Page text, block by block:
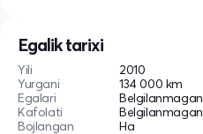
Egalik tarixi
Yili
2010
Yurgani
134 000 km
Egalari
Belgilanmagan
Kafolati
Belgilanmagan
Bojlangan
Ha